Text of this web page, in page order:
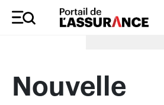
Merci à nos annonceurs
Nouvelle